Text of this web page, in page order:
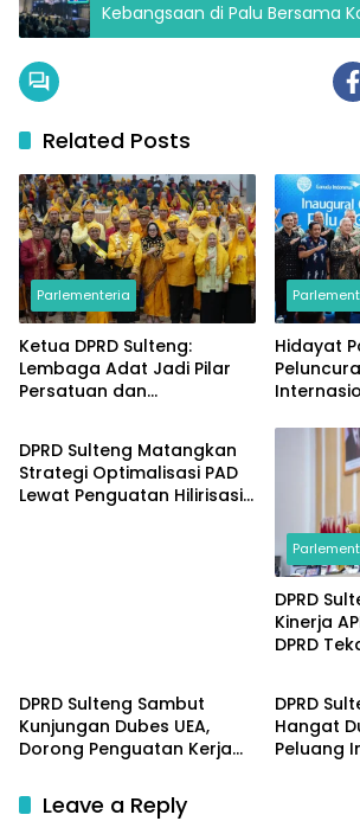
Kebangsaan di Palu Bersama
Stand Up
Related Posts
Parlementeria
Ketua DPRD Sulteng:
Lembaga Adat Jadi Pilar
Persatuan dan
Hidayat
Parlementeria
DPRD Sulteng Matangkan
Strategi Optimalisasi PAD
Lewat Penguatan Hilirisasi
DPRD
Kinerja
DPRD
DPRD Sulteng Sambut
Kunjungan Dubes UEA,
Dorong Penguatan Kerja
Pembangunan
DPRD
Hangat
Peluang
Leave a Reply